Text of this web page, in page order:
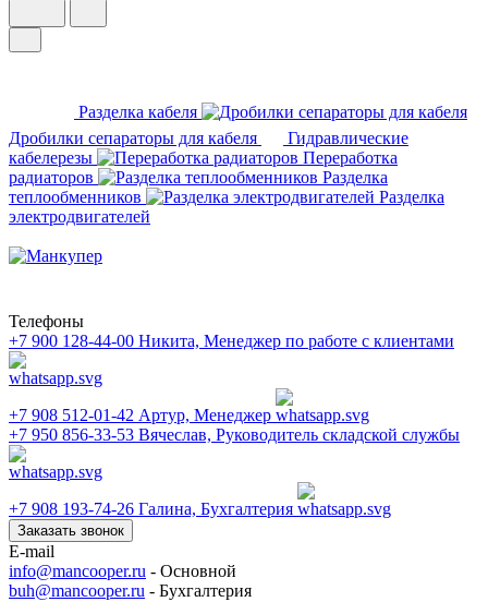
Разделка кабеля
Дробилки сепараторы для кабеля
Гидравлические
кабелерезы
Переработка
радиаторов
Разделка
теплообменников
Разделка
электродвигателей
Телефоны
+7 900 128-44-00 Никита, Менеджер по работе с клиентами
+7 908 512-01-42 Артур, Менеджер
+7 950 856-33-53 Вячеслав, Руководитель складской службы
+7 908 193-74-26 Галина, Бухгалтерия
Заказать звонок
E-mail
info@mancooper.ru - Основной
buh@mancooper.ru - Бухгалтерия